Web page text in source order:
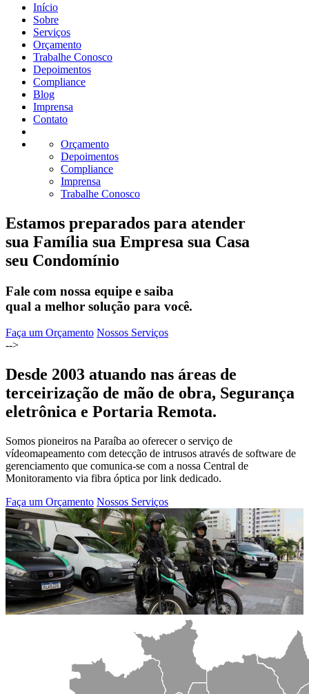
Início
Sobre
Serviços
Orçamento
Trabalhe Conosco
Depoimentos
Compliance
Blog
Imprensa
Contato
Orçamento
Depoimentos
Compliance
Imprensa
Trabalhe Conosco
Estamos preparados para atender
sua Família sua Empresa sua Casa
seu Condomínio
Fale com nossa equipe e saiba
qual a melhor solução para você.
Faça um Orçamento Nossos Serviços
-->
Desde 2003 atuando nas áreas de
terceirização de mão de obra, Segurança
eletrônica e Portaria Remota.
Somos pioneiros na Paraíba ao oferecer o serviço de
vídeomapeamento com detecção de intrusos através de software de
gerenciamento que comunica-se com a nossa Central de
Monitoramento via fibra óptica por link dedicado.
Faça um Orçamento Nossos Serviços